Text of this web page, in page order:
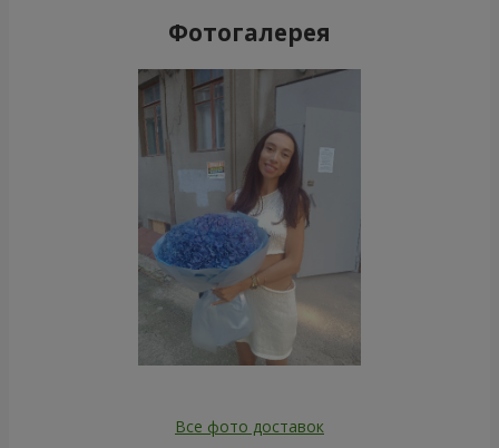
Фотогалерея
Все фото доставок